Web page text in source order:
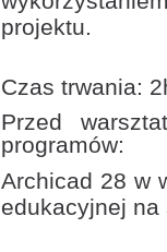
projektu.
Czas trwania:
Przed
programów:
Archicad 28 w
edukacyjnej